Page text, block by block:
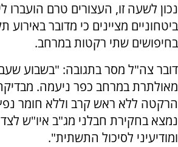
נכון לשעה זו, העצורים טרם הועברו
ביטחוניים מציינים כי מדובר באירוע
בחיפושים שתי רקטות במרחב.
דובר צה"ל מסר בתגובה: "בשבוע
מאולתרת במרחב כפר ניעמה.
הרקטה ללא ראש קרב וללא חומר
נמצא בחקירת חבלני מג"ב איו"ש
ומודיעיני לסיכול התשתית".